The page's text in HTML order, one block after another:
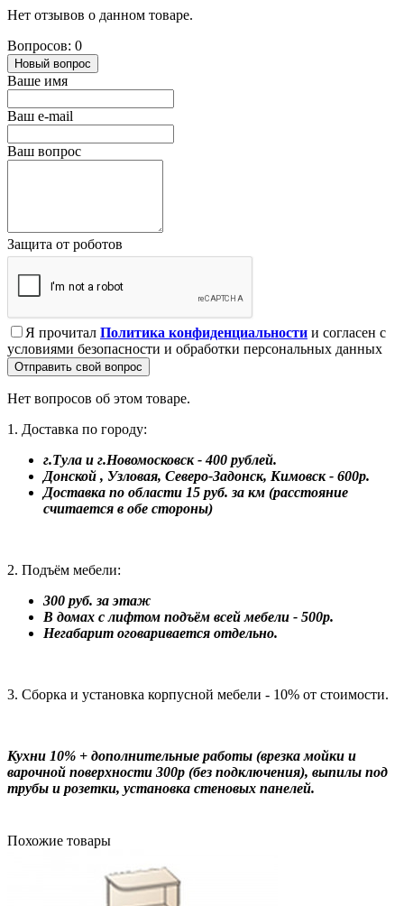
Нет отзывов о данном товаре.
Вопросов: 0
Новый вопрос
Ваше имя
Ваш e-mail
Ваш вопрос
Защита от роботов
Я прочитал Политика конфиденциальности и согласен с
условиями безопасности и обработки персональных данных
Отправить свой вопрос
Нет вопросов об этом товаре.
1. Доставка по городу:
г.Тула и г.Новомосковск - 400 рублей.
Донской , Узловая, Северо-Задонск, Кимовск - 600р.
Доставка по области 15 руб. за км (расстояние
считается в обе стороны)
2. Подъём мебели:
300 руб. за этаж
В домах с лифтом подъём всей мебели - 500р.
Негабарит оговаривается отдельно.
3. Сборка и установка корпусной мебели - 10% от стоимости.
Кухни 10% + дополнительные работы (врезка мойки и
варочной поверхности 300р (без подключения), выпилы под
трубы и розетки, установка стеновых панелей.
Похожие товары